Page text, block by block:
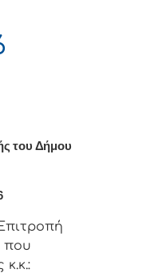
τoυ Δήμoυ
πoυ
κ.κ.: